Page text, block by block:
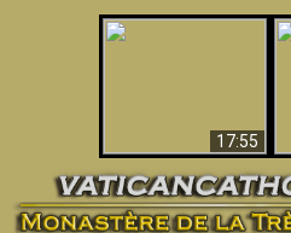
17:55